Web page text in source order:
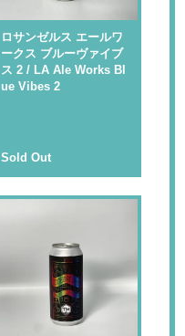
ロサンゼルス エールワ
ークス ブルーヴァイブ
ス 2 / LA Ale Works Bl
ue Vibes 2
Sold Out